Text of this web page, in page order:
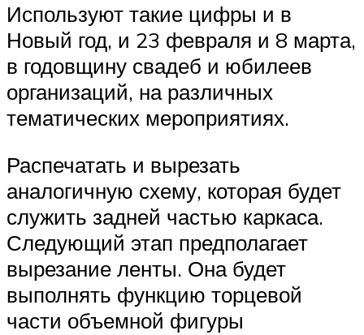
Используют такие цифры и в
Новый год, и 23 февраля и 8 марта,
в годовщину свадеб и юбилеев
организаций, на различных
тематических мероприятиях.
Распечатать и вырезать
аналогичную схему, которая будет
служить задней частью каркаса.
Следующий этап предполагает
вырезание ленты. Она будет
выполнять функцию торцевой
части объемной фигуры